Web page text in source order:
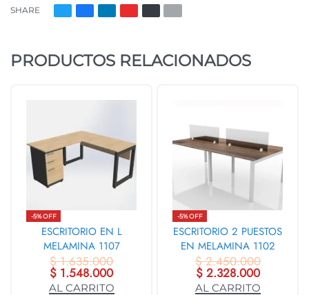
SHARE
PRODUCTOS RELACIONADOS
-5% OFF
ESCRITORIO EN L
MELAMINA 1107
$1.635.000
$ 1.548.000
AL CARRITO
-5% OFF
ESCRITORIO 2 PUESTOS
EN MELAMINA 1102
$2.450.000
$2.328.000
AL CARRITO